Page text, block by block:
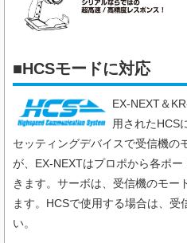
■HCSモードに対応
EX-NEXT＆
用されたHCS
セッティングデバイスで受信機の
が、EX-NEXTはプロポから各ポ
きます。サーボは、受信機のモー
ます。HCSで使用する場合は、受
い。